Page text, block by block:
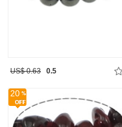
US$ 0.63 0.5
20